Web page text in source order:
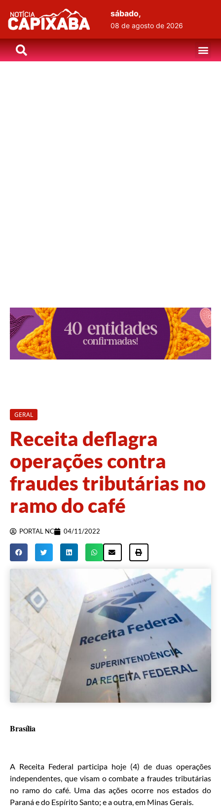
sábado,
08 de agosto de 2026
GERAL
Receita deflagra
operações contra
fraudes tributárias no
ramo do café
PORTAL NC 04/11/2022
Brasília
A Receita Federal participa hoje (4) de duas operações
independentes, que visam o combate a fraudes tributárias
no ramo do café. Uma das ações ocorre nos estados do
Paraná e do Espírito Santo; e a outra, em Minas Gerais.